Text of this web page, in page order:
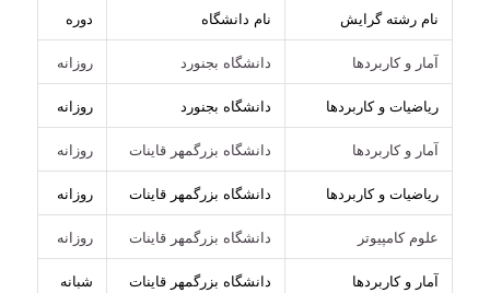
نام رشته گرایش نام دانشگاه دوره
آمار و کاربردها دانشگاه بجنورد روزانه
ریاضیات و کاربردها دانشگاه بجنورد روزانه
آمار و کاربردها دانشگاه بزرگمهر قاینات روزانه
ریاضیات و کاربردها دانشگاه بزرگمهر قاینات روزانه
علوم کامپیوتر دانشگاه بزرگمهر قاینات روزانه
آمار و کاربردها دانشگاه بزرگمهر قاینات شبانه